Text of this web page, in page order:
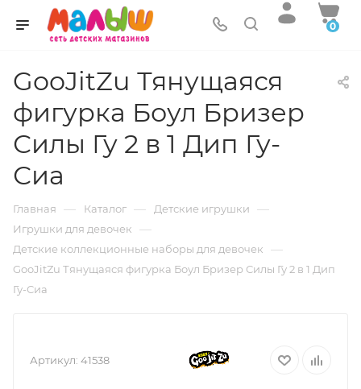
0
GooJitZu Тянущаяся
фигурка Боул Бризер
Силы Гу 2 в 1 Дип Гу-
Сиа
Главная — Каталог — Детские игрушки —
Игрушки для девочек —
Детские коллекционные наборы для девочек —
GooJitZu Тянущаяся фигурка Боул Бризер Силы Гу 2 в 1 Дип
Гу-Сиа
Артикул: 41538